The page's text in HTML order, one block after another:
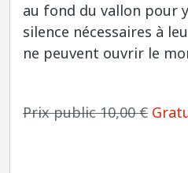
au fond du vallon pour
silence nécessaires à
ne peuvent ouvrir le
Prix public 10,00 €